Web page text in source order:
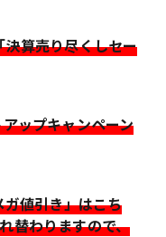
算売り尽くしセー
ップキャンペーン
値引き」はこち
替わりますので、